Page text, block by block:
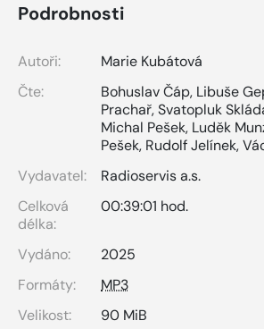
Podrobnosti
Autoři:
Marie Kubátová
Čte:
Bohuslav Čáp, Libuše
Prachař,Svatopluk
Michal Pešek, Luděk
Pešek, Rudolf Jelínek,
Vydavatel:
Radioservis a.s.
Celková
délka:
00:39:01 hod.
Vydáno:
2025
Formáty:
MP3
Velikost:
90 MiB